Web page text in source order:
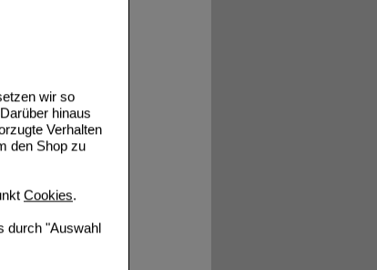
wir so
hinaus
Verhalten
den Shop zu
Cookies.
durch "Auswahl